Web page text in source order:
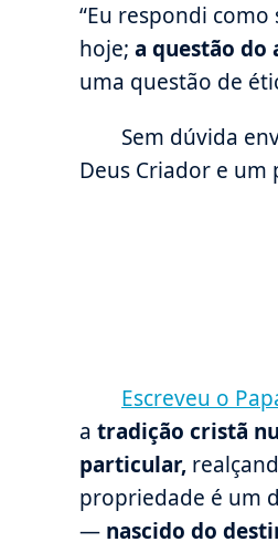
“Eu respondi
hoje; a questão
uma questão de
Sem dúvida
Deus Criador e um
Escreveu o
a tradição cristã
particular,
propriedade é um
— nascido do